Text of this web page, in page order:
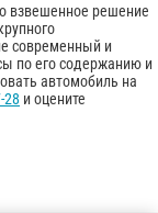
взвешенное решение
современный и
по его содержанию и
автомобиль на
28 и оцените